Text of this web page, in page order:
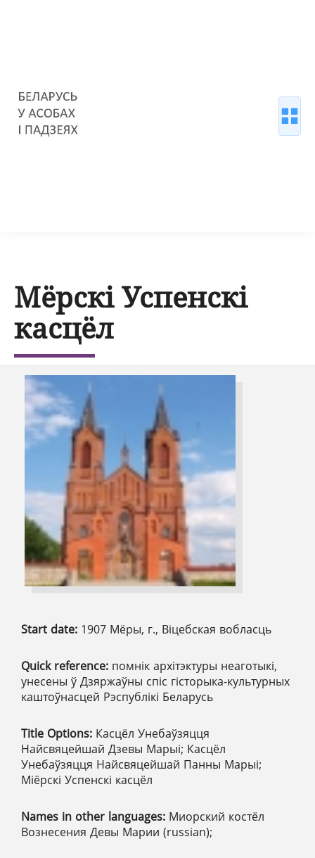
Мёрскі Успенскі
касцёл
Start date: 1907 Мёры, г., Віцебская вобласць
Quick reference: помнік архітэктуры неаготыкі,
унесены ў Дзяржаўны спіс гісторыка-культурных
каштоўнасцей Рэспублікі Беларусь
Title Options: Касцёл Унебаўзяцця
Найсвяцейшай Дзевы Марыі; Касцёл
Унебаўзяцця Найсвяцейшай Панны Марыі;
Міёрскі Успенскі касцёл
Names in other languages: Миорский костёл
Вознесения Девы Марии (russian);